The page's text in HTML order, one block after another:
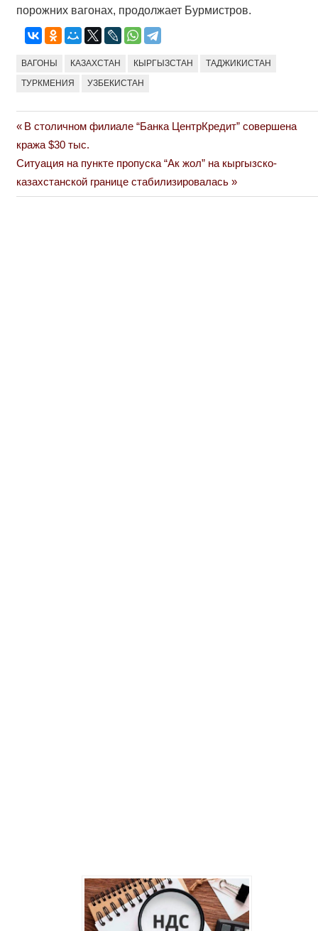
порожних вагонах, продолжает Бурмистров.
ВАГОНЫ КАЗАХСТАН КЫРГЫЗСТАН ТАДЖИКИСТАН
ТУРКМЕНИЯ УЗБЕКИСТАН
Навигация
по
записям
Previous
Post:
В столичном филиале “Банка ЦентрКредит” совершена
кража $30 тыс.
Next
Post:
Ситуация на пункте пропуска “Ак жол” на кыргызско-
казахстанской границе стабилизировалась